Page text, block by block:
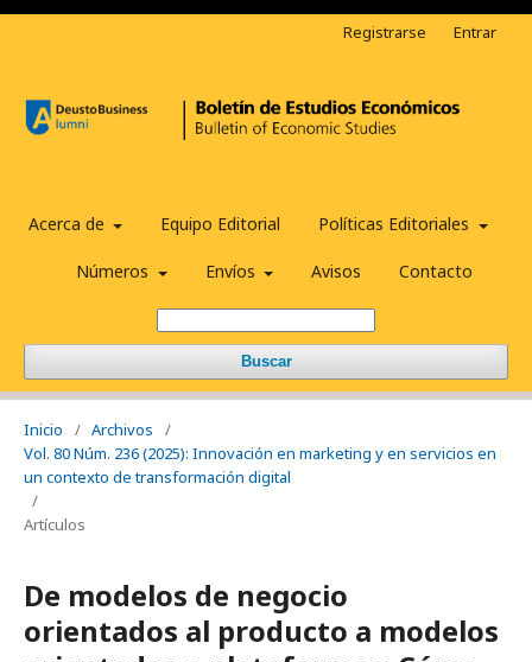
Acerca de Equipo Editorial Políticas Editoriales
Números Envíos Avisos Contacto
Buscar
Registrarse Entrar
Inicio / Archivos
/
Vol. 80 Núm. 236 (2025): Innovación en marketing y en servicios en
un contexto de transformación digital
/
Artículos
De modelos de negocio
orientados al producto a modelos